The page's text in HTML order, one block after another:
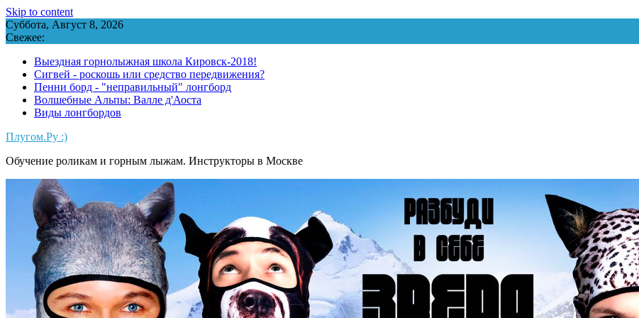
Skip to content
Суббота, Август 8, 2026
Свежее:
Выездная горнолыжная школа Кировск-2018!
Сигвей - роскошь или средство передвижения?
Пенни борд - "неправильный" лонгборд
Волшебные Альпы: Валле д'Аоста
Виды лонгбордов
Плугом.Ру :)
Обучение роликам и горным лыжам. Инструкторы в Москве